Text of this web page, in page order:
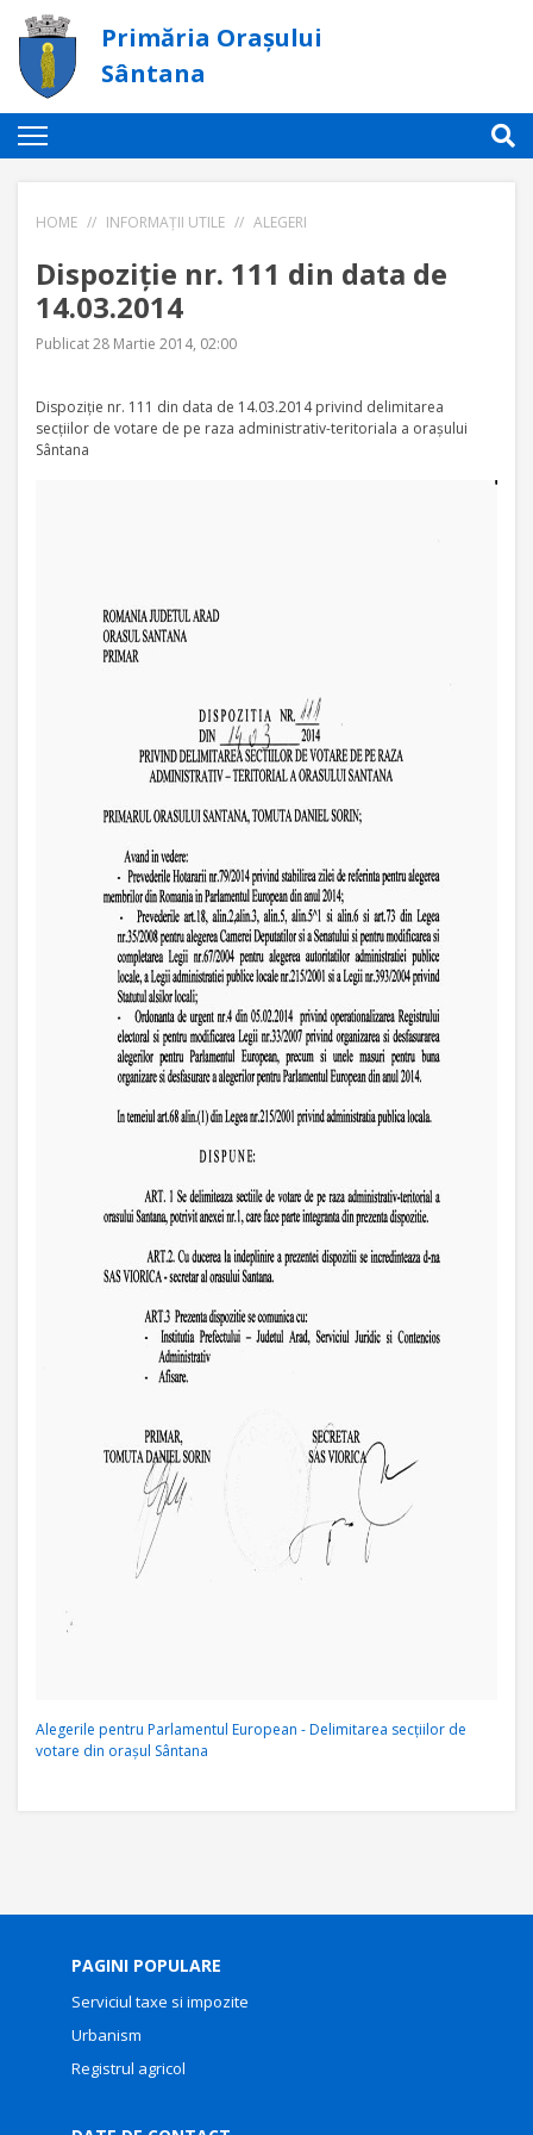
Primăria Orașului
Sântana
HOME // INFORMAȚII UTILE // ALEGERI
Dispoziţie nr. 111 din data de
14.03.2014
Publicat 28 Martie 2014, 02:00
Dispoziţie nr. 111 din data de 14.03.2014 privind delimitarea
secţiilor de votare de pe raza administrativ-teritoriala a oraşului
Sântana
Alegerile pentru Parlamentul European - Delimitarea secţiilor de
votare din oraşul Sântana
PAGINI POPULARE
Serviciul taxe si impozite
Urbanism
Registrul agricol